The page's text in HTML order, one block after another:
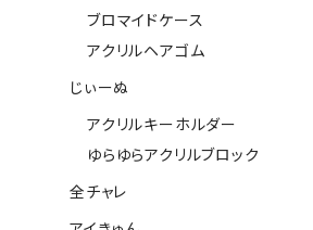
ブロマイドケース
アクリルヘアゴム
じぃーぬ
アクリルキーホルダー
ゆらゆらアクリルブロック
全チャレ